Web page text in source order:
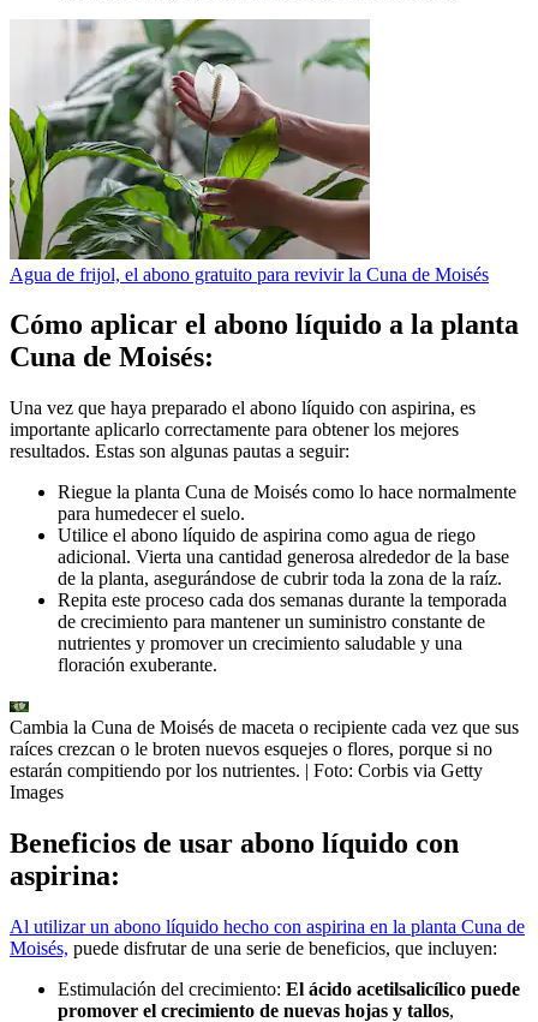
Agua de frijol, el abono gratuito para revivir la Cuna de Moisés
Cómo aplicar el abono líquido a la planta
Cuna de Moisés:
Una vez que haya preparado el abono líquido con aspirina, es
importante aplicarlo correctamente para obtener los mejores
resultados. Estas son algunas pautas a seguir:
Riegue la planta Cuna de Moisés como lo hace normalmente
para humedecer el suelo.
Utilice el abono líquido de aspirina como agua de riego
adicional. Vierta una cantidad generosa alrededor de la base
de la planta, asegurándose de cubrir toda la zona de la raíz.
Repita este proceso cada dos semanas durante la temporada
de crecimiento para mantener un suministro constante de
nutrientes y promover un crecimiento saludable y una
floración exuberante.
Cambia la Cuna de Moisés de maceta o recipiente cada vez que sus
raíces crezcan o le broten nuevos esquejes o flores, porque si no
estarán compitiendo por los nutrientes. | Foto: Corbis via Getty
Images
Beneficios de usar abono líquido con
aspirina:
Al utilizar un abono líquido hecho con aspirina en la planta Cuna de
Moisés, puede disfrutar de una serie de beneficios, que incluyen:
Estimulación del crecimiento: El ácido acetilsalicílico puede
promover el crecimiento de nuevas hojas y tallos,